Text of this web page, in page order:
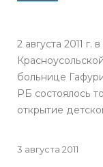
2 августа 2011 г. в
больнице
РБ состоялось
открытие
3 августа 2011